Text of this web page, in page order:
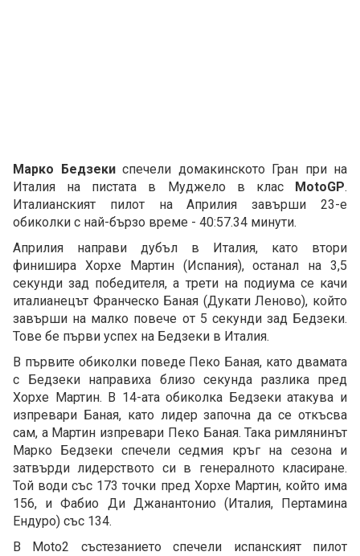
Марко Бедзекиспечели домакинското Гран при на
Италия на пистата в Муджело в клас MotoGP.
Италианският пилот на Априлия завърши 23-е
обиколки с най-бързо време - 40:57.34 минути.
Априлия направи дубъл в Италия, като втори
финишира Хорхе Мартин (Испания), останал на 3,5
секунди зад победителя, а трети на подиума се качи
италианецът Франческо Баная (Дукати Леново), който
завърши на малко повече от 5 секунди зад Бедзеки.
Тове бе първи успех на Бедзеки в Италия.
В първите обиколки поведе Пеко Баная, като двамата
с Бедзеки направиха близо секунда разлика пред
Хорхе Мартин. В 14-ата обиколка Бедзеки атакува и
изпревари Баная, като лидер започна да се откъсва
сам, а Мартин изпревари Пеко Баная. Така римлянинът
Марко Бедзеки спечели седмия кръг на сезона и
затвърди лидерството си в генералното класиране.
Той води със 173 точки пред Хорхе Мартин, който има
156, и Фабио Ди Джанантонио (Италия, Пертамина
Ендуро) със 134.
В Moto2 състезанието спечели испанският пилот